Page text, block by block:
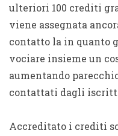
ulteriori 100 crediti
viene assegnata
contatto la in quanto
vociare insieme un
aumentando
contattati dagli
Accreditato i crediti